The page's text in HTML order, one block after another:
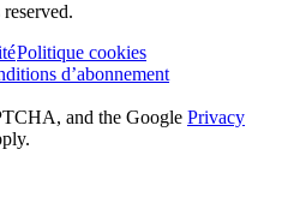
Politique cookies
d’abonnement
and the Google Privacy